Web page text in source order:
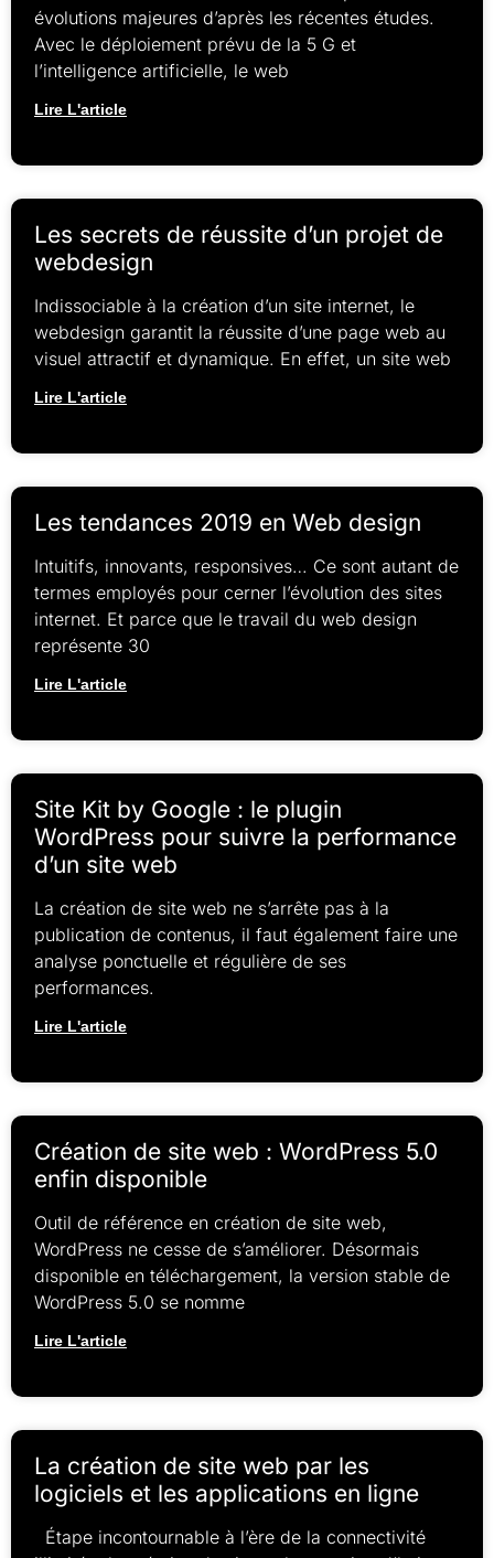
évolutions majeures d’après les récentes études.
Avec le déploiement prévu de la 5 G et
l’intelligence artificielle, le web
Lire L'article
Les secrets de réussite d’un projet de
webdesign
Indissociable à la création d’un site internet, le
webdesign garantit la réussite d’une page web au
visuel attractif et dynamique. En effet, un site web
Lire L'article
Les tendances 2019 en Web design
Intuitifs, innovants, responsives… Ce sont autant de
termes employés pour cerner l’évolution des sites
internet. Et parce que le travail du web design
représente 30
Lire L'article
Site Kit by Google : le plugin
WordPress pour suivre la performance
d’un site web
La création de site web ne s’arrête pas à la
publication de contenus, il faut également faire une
analyse ponctuelle et régulière de ses
performances.
Lire L'article
Création de site web : WordPress 5.0
enfin disponible
Outil de référence en création de site web,
WordPress ne cesse de s’améliorer. Désormais
disponible en téléchargement, la version stable de
WordPress 5.0 se nomme
Lire L'article
La création de site web par les
logiciels et les applications en ligne
Étape incontournable à l’ère de la connectivité